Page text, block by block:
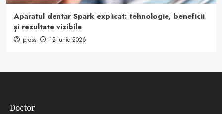
Aparatul dentar Spark explicat: tehnologie, beneficii
și rezultate vizibile
press 12 iunie 2026
Doctor